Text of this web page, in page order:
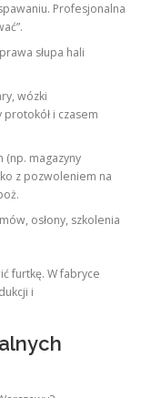
Profesjonalna
słupa hali
wózki
i czasem
(np. magazyny
z pozwoleniem na
osłony, szkolenia
furtkę. W fabryce
i